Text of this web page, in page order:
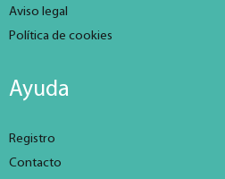
Aviso legal
Política de cookies
Ayuda
Registro
Contacto